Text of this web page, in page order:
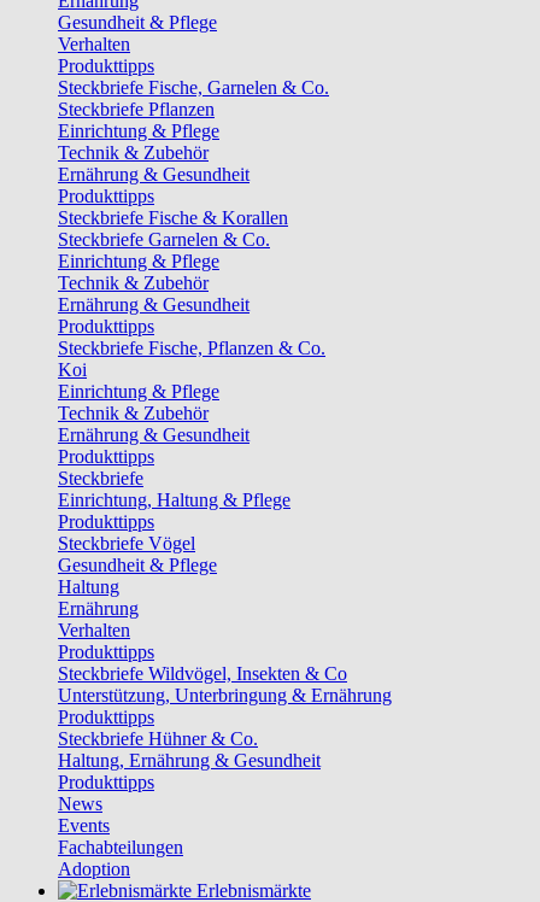
Gesundheit & Pflege
Verhalten
Produkttipps
Steckbriefe Fische, Garnelen & Co.
Steckbriefe Pflanzen
Einrichtung & Pflege
Technik & Zubehör
Ernährung & Gesundheit
Produkttipps
Steckbriefe Fische & Korallen
Steckbriefe Garnelen & Co.
Einrichtung & Pflege
Technik & Zubehör
Ernährung & Gesundheit
Produkttipps
Steckbriefe Fische, Pflanzen & Co.
Koi
Einrichtung & Pflege
Technik & Zubehör
Ernährung & Gesundheit
Produkttipps
Steckbriefe
Einrichtung, Haltung & Pflege
Produkttipps
Steckbriefe Vögel
Gesundheit & Pflege
Haltung
Ernährung
Verhalten
Produkttipps
Steckbriefe Wildvögel, Insekten & Co
Unterstützung, Unterbringung & Ernährung
Produkttipps
Steckbriefe Hühner & Co.
Haltung, Ernährung & Gesundheit
Produkttipps
News
Events
Fachabteilungen
Adoption
Erlebnismärkte